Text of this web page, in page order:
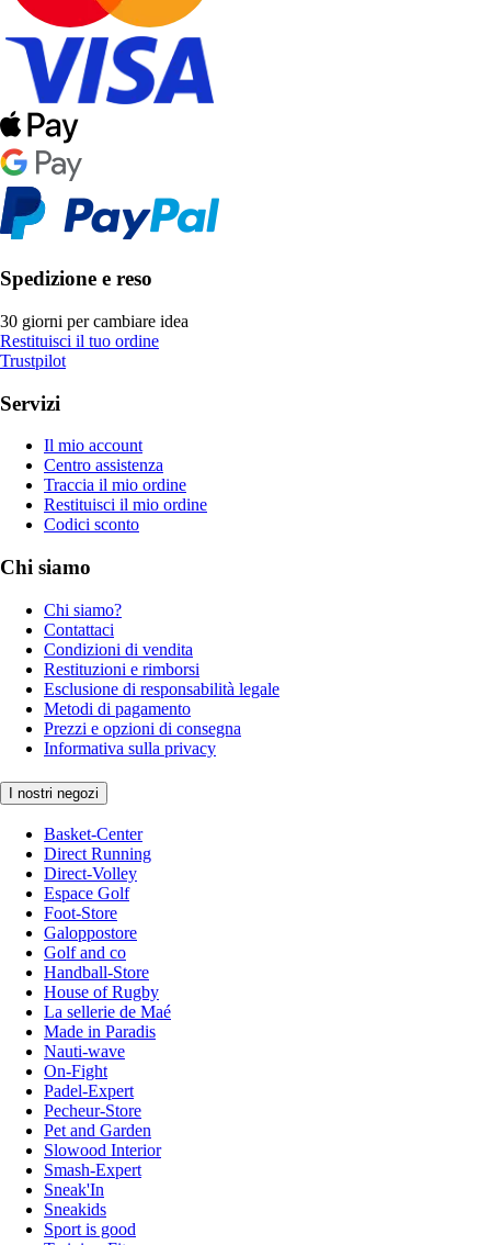
Spedizione e reso
30 giorni per cambiare idea
Restituisci il tuo ordine
Trustpilot
Servizi
Il mio account
Centro assistenza
Traccia il mio ordine
Restituisci il mio ordine
Codici sconto
Chi siamo
Chi siamo?
Contattaci
Condizioni di vendita
Restituzioni e rimborsi
Esclusione di responsabilità legale
Metodi di pagamento
Prezzi e opzioni di consegna
Informativa sulla privacy
I nostri negozi
Basket-Center
Direct Running
Direct-Volley
Espace Golf
Foot-Store
Galoppostore
Golf and co
Handball-Store
House of Rugby
La sellerie de Maé
Made in Paradis
Nauti-wave
On-Fight
Padel-Expert
Pecheur-Store
Pet and Garden
Slowood Interior
Smash-Expert
Sneak'In
Sneakids
Sport is good